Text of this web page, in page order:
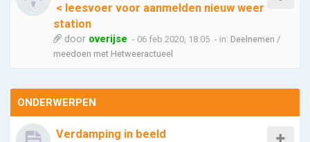
< leesvoer voor aanmelden nieuw weer
station
door overijse - 06 feb 2020, 18:05 - in: Deelnemen /
meedoen met Hetweeractueel
ONDERWERPEN
Verdamping in beeld